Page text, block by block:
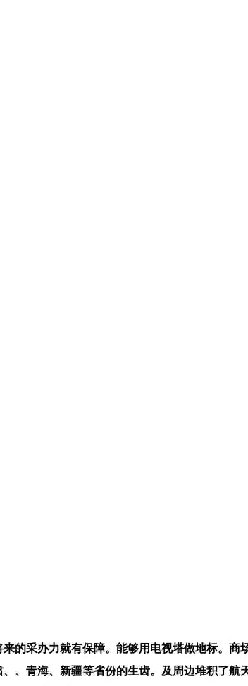
采办力就有保障。能够用电视塔做地标。商
、青海、新疆等省份的生齿。及周边堆积了